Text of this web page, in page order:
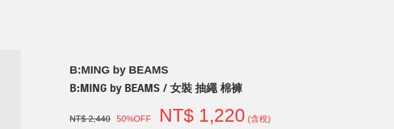
B:MING by BEAMS
B:MING by BEAMS / 女裝 抽繩 棉褲
NT$ 2,440 50%OFF NT$ 1,220 (含稅)